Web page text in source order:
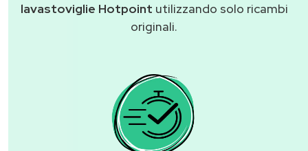
lavastoviglie Hotpoint utilizzando solo ricambi
originali.